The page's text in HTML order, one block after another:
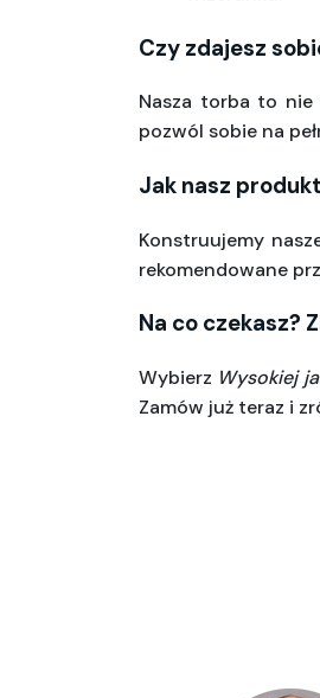
Czy zdajesz
Nasza torba to
pozwól sobie na
Jak nasz
Konstruujemy
rekomendowane
Na co czekasz?
Wybierz Wysokiej
Zamów już teraz i